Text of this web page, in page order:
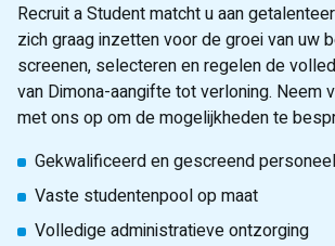
Recruit a Student matcht u aan
zich graag inzetten voor de groei van uw
screenen, selecteren en regelen de
van Dimona-aangifte tot verloning. Neem
met ons op om de mogelijkheden te
Gekwalificeerd en gescreend personeel
Vaste studentenpool op maat
Volledige administratieve ontzorging